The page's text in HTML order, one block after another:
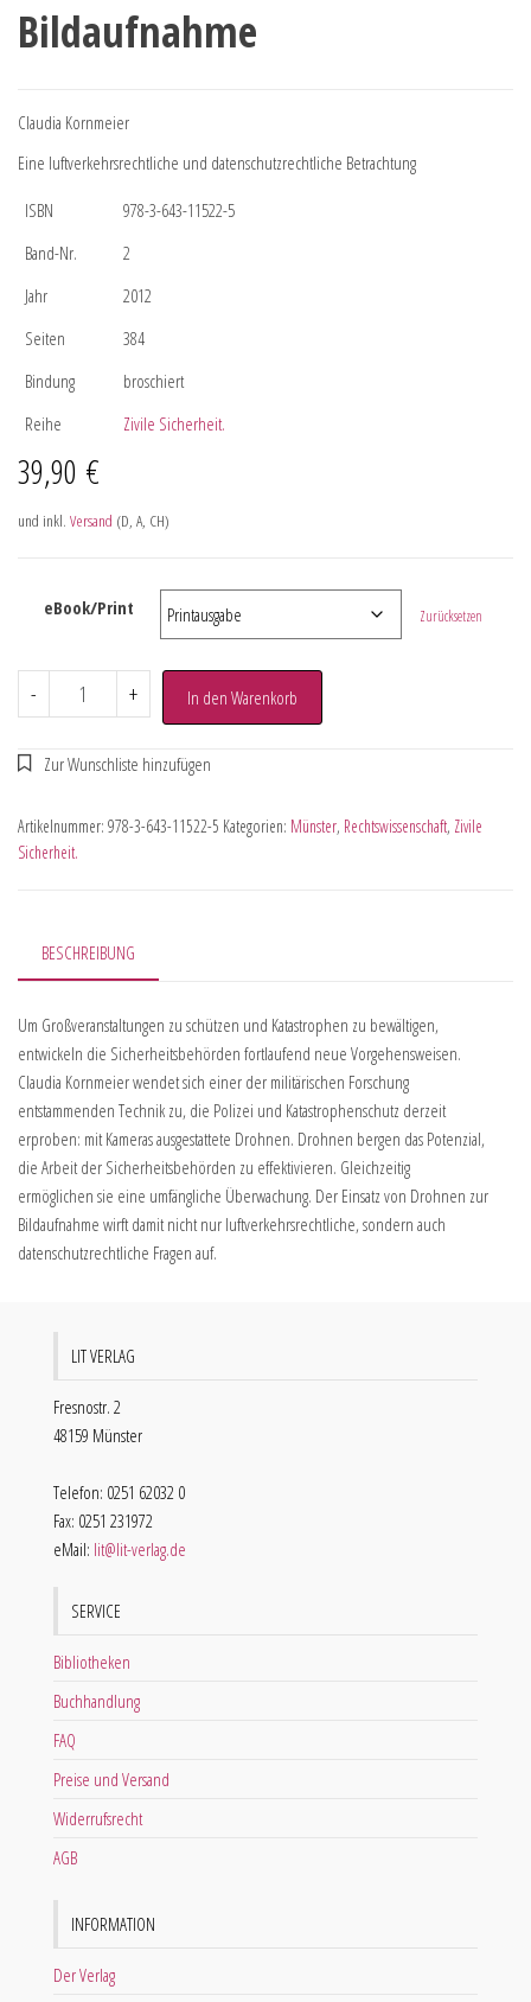
Bildaufnahme
Claudia Kornmeier
Eine luftverkehrsrechtliche und datenschutzrechtliche Betrachtung
ISBN
978-3-643-11522-5
Band-Nr.
2
Jahr
2012
Seiten
384
Bindung
broschiert
Reihe
Zivile Sicherheit.
39,90 €
und inkl. Versand (D, A, CH)
eBook/Print Zurücksetzen
- + In den Warenkorb
Artikelnummer: 978-3-643-11522-5 Kategorien: Münster, Rechtswissenschaft, Zivile
Sicherheit.
BESCHREIBUNG
Um Großveranstaltungen zu schützen und Katastrophen zu bewältigen,
entwickeln die Sicherheitsbehörden fortlaufend neue Vorgehensweisen.
Claudia Kornmeier wendet sich einer der militärischen Forschung
entstammenden Technik zu, die Polizei und Katastrophenschutz derzeit
erproben: mit Kameras ausgestattete Drohnen. Drohnen bergen das Potenzial,
die Arbeit der Sicherheitsbehörden zu effektivieren. Gleichzeitig
ermöglichen sie eine umfängliche Überwachung. Der Einsatz von Drohnen zur
Bildaufnahme wirft damit nicht nur luftverkehrsrechtliche, sondern auch
datenschutzrechtliche Fragen auf.
LIT VERLAG
Fresnostr. 2
48159 Münster
Telefon: 0251 62032 0
Fax: 0251 231972
eMail: lit@lit-verlag.de
SERVICE
Bibliotheken
Buchhandlung
FAQ
Preise und Versand
Widerrufsrecht
AGB
INFORMATION
Der Verlag